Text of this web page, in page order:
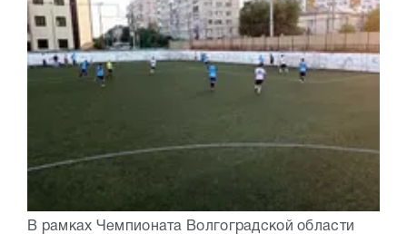
В рамках Чемпионата Волгоградской области